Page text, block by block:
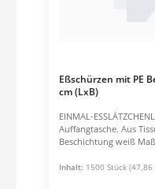
Eßschürzen mit PE
cm (LxB)
EINMAL-
Auffangtasche. Aus Tissuepapier, ca. 22 g/m² mit PE-
Inhalt: 1500 Stück (47,86